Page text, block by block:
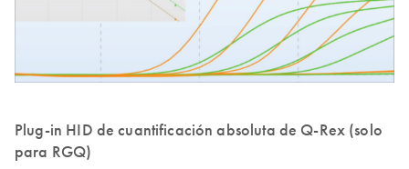
Plug-in HID de cuantificación absoluta de Q-Rex (solo
para RGQ)